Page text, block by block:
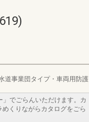
道事業団タイプ・車両用防護
でごらんいただけます。カ
くりながらカタログをごら